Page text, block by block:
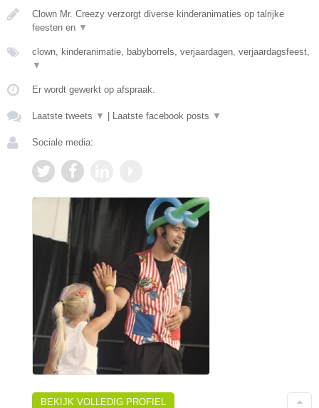
Clown Mr. Creezy verzorgt diverse kinderanimaties op talrijke
feesten en ▼
clown, kinderanimatie, babyborrels, verjaardagen, verjaardagsfeest,
▼
Er wordt gewerkt op afspraak.
Laatste tweets ▼ Laatste facebook posts ▼
Sociale media:
BEKIJK VOLLEDIG PROFIEL